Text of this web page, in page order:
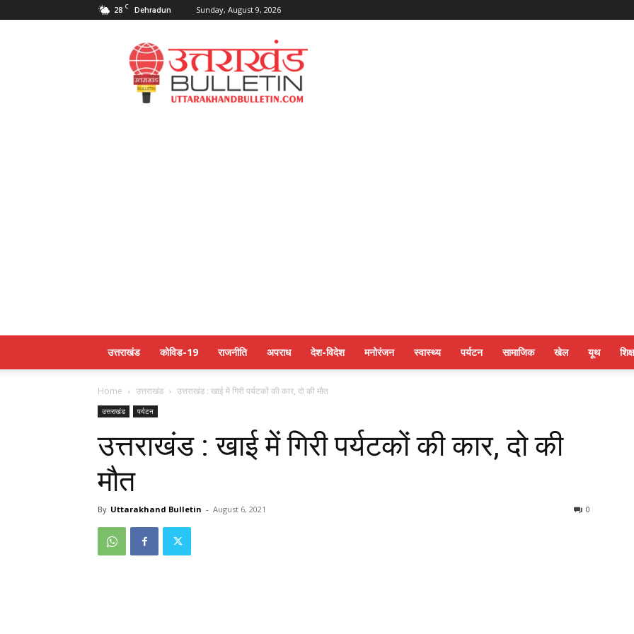
28 C Dehradun Sunday, August 9, 2026
Uttarakahnd
Bulletin
उत्तराखंड कोविड-19 राजनीति अपराध देश-विदेश मनोरंजन स्वास्थ्य पर्यटन सामाजिक खेल यूथ
Home उत्तराखंड उत्तराखंड : खाई में गिरी पर्यटकों की कार, दो की मौत
उत्तराखंड पर्यटन
उत्तराखंड : खाई में गिरी पर्यटकों की कार, दो की
मौत
By Uttarakhand Bulletin - August 6, 2021 0